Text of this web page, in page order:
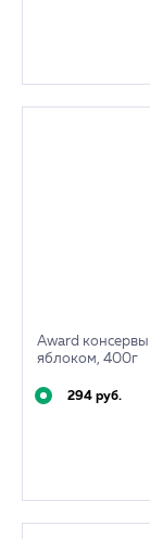
Award консервы
яблоком, 400г
294 руб.